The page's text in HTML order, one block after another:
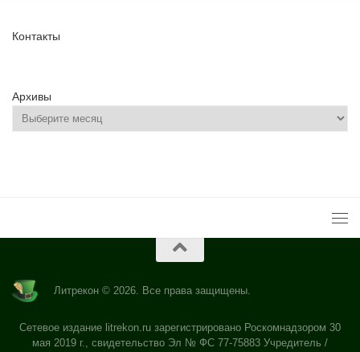
Контакты
Архивы
Литрекон © 2026. Все права защищены.
Сетевое издание litrekon.ru зарегистрировано Роскомнадзором 30
мая 2019 г., свидетельство Эл № ФС 77-75883 Учредитель /